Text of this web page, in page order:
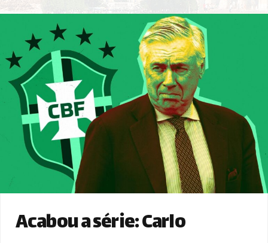
Acabou a série: Carlo